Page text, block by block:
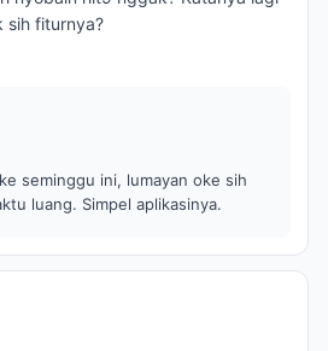
sih fiturnya?
seminggu ini, lumayan oke sih
luang. Simpel aplikasinya.